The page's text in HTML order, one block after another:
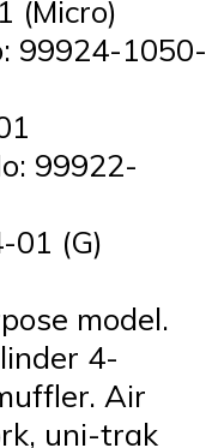
(Micro)
99924-1050-
99922-
01 (G)
model.
4-
Air
uni-trak